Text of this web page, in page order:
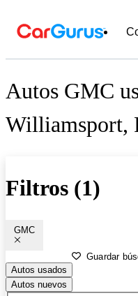
Autos GMC
Williamsport,
Filtros (1)
GMC
Guardar
Autos usados
Autos nuevos